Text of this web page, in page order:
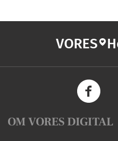
VORES
OM VORES DIGITAL